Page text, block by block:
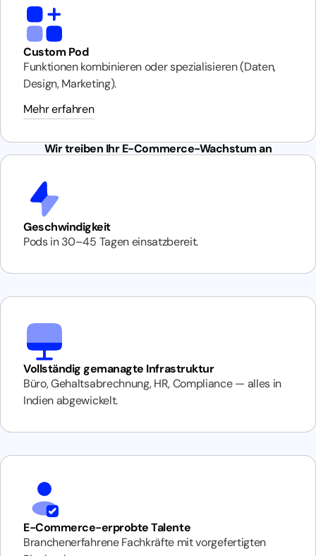
Custom Pod
Funktionen kombinieren oder spezialisieren (Daten,
Design, Marketing).
Mehr erfahren
Wir treiben Ihr E-Commerce-Wachstum an
Geschwindigkeit
Pods in 30–45 Tagen einsatzbereit.
Vollständig gemanagte Infrastruktur
Büro, Gehaltsabrechnung, HR, Compliance — alles in
Indien abgewickelt.
E-Commerce-erprobte Talente
Branchenerfahrene Fachkräfte mit vorgefertigten